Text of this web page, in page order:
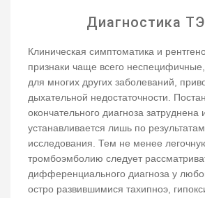
Диагностика
Клиническая симптоматика и
признаки чаще всего
для многих других заболеваний,
дыхательной недостаточности.
окончательного диагноза затруднена
устанавливается лишь по
исследования. Тем не менее
тромбоэмболию следует
дифференциального диагноза у
остро развившимися тахипноэ,